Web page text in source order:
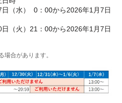
（水） 0：00から2026年1月7日
（火）21：00から2026年1月7日
合があります。